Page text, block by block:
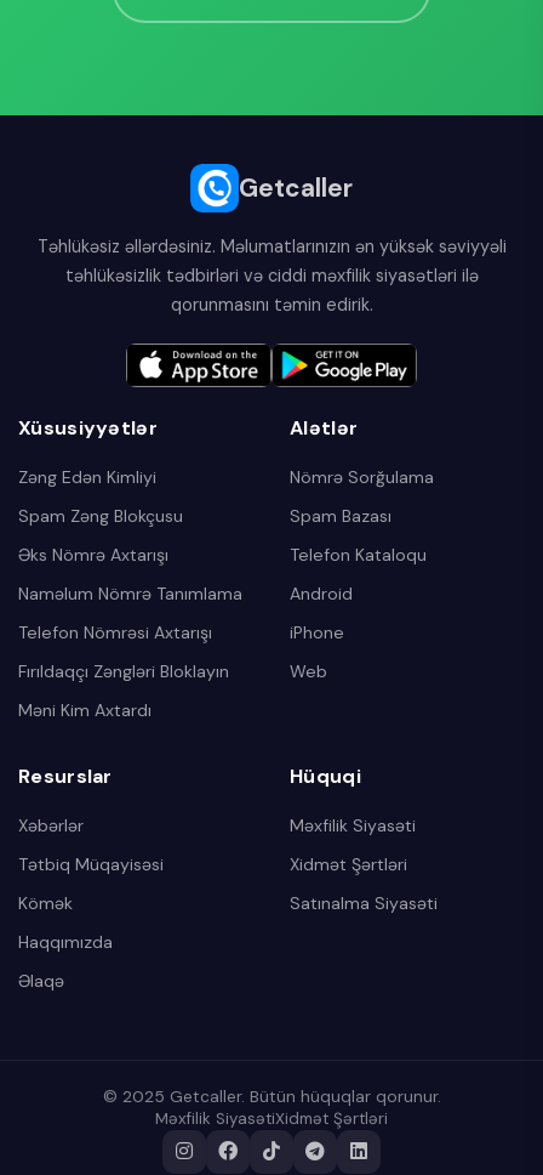
Getcaller
Təhlükəsiz əllərdəsiniz. Məlumatlarınızın ən yüksək səviyyəli
təhlükəsizlik tədbirləri və ciddi məxfilik siyasətləri ilə
qorunmasını təmin edirik.
Xüsusiyyətlər
Zəng Edən Kimliyi
Spam Zəng Blokçusu
Əks Nömrə Axtarışı
Naməlum Nömrə Tanımlama
Telefon Nömrəsi Axtarışı
Fırıldaqçı Zəngləri Bloklayın
Məni Kim Axtardı
Alətlər
Nömrə Sorğulama
Spam Bazası
Telefon Kataloqu
Android
iPhone
Web
Resurslar
Xəbərlər
Tətbiq Müqayisəsi
Kömək
Haqqımızda
Əlaqə
Hüquqi
Məxfilik Siyasəti
Xidmət Şərtləri
Satınalma Siyasəti
© 2025 Getcaller. Bütün hüquqlar qorunur.
Məxfilik SiyasətiXidmət Şərtləri